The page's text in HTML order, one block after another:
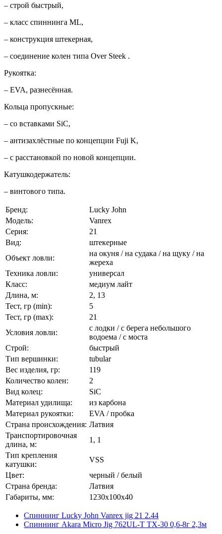
– строй быстрый,
– класс спиннинга ML,
– конструкция штекерная,
– соединение колен типа Over Steek .
Рукоятка:
– EVA, разнесённая.
Кольца пропускные:
– со вставками SiC,
– антизахлёстные по концепции Fuji K,
– с расстановкой по новой концепции.
Катушкодержатель:
– винтового типа.
Бренд:
Lucky John
Модель:
Vanrex
Серия:
21
Вид:
штекерные
Объект ловли:
на окуня / на судака / на щуку / на
жереха
Техника ловли:
универсал
Класс:
медиум лайт
Длина, м:
2, 13
Тест, гр (min):
5
Тест, гр (max):
21
Условия ловли:
с лодки / с берега небольшого
водоема / с моста
Строй:
быстрый
Тип вершинки:
tubular
Вес изделия, гр:
119
Количество колен:
2
Вид колец:
SiC
Материал удилища:
из карбона
Материал рукоятки:
EVA / пробка
Страна происхождения: Латвия
Транспортировочная
длина, м:
1, 1
Тип крепления
катушки:
VSS
Цвет:
черный / белый
Страна бренда:
Латвия
Габариты, мм:
1230x100x40
Спиннинг Lucky John Vanrex jig 21 2.44
Спиннинг Akara Micro Jig 762UL-T TX-30 0,6-8г 2,3м